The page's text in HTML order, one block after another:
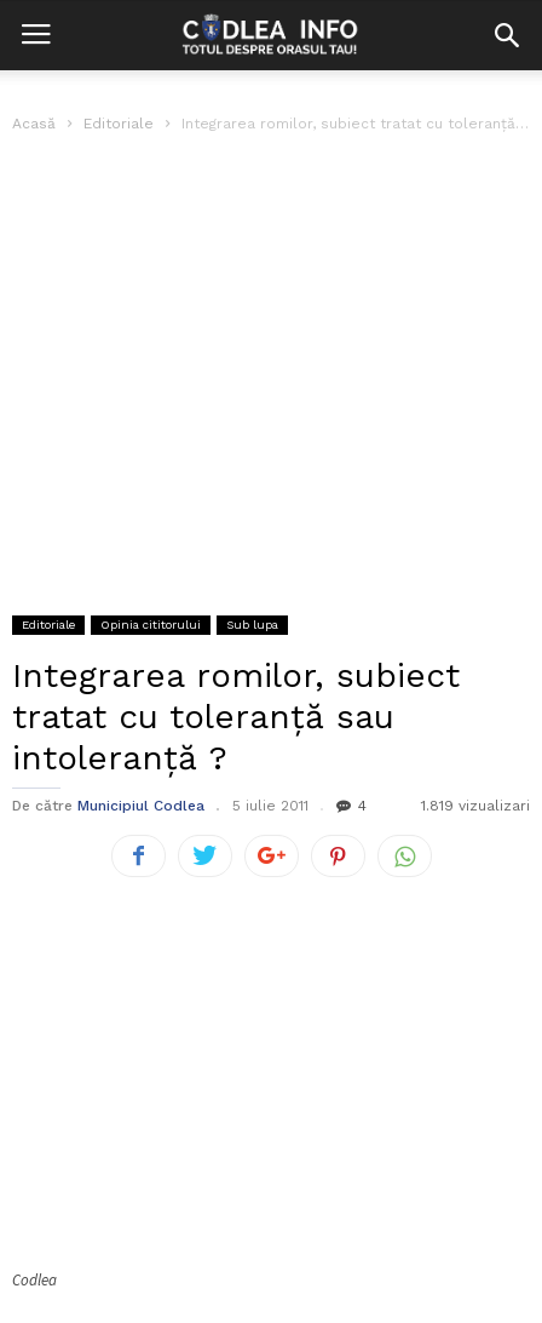
Acasă Editoriale Integrarea romilor, subiect tratat cu toleranţă sau intoleranţă ?
Editoriale Opinia cititorului Sub lupa
Integrarea romilor, subiect
tratat cu toleranţă sau
intoleranţă ?
De către Municipiul Codlea 5 iulie 2011 4 1.819 vizualizari
Codlea